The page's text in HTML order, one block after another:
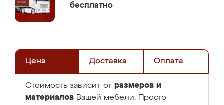
бесплатно
Цена Доставка Оплата
Стоимость зависит от размеров и
материалов Вашей мебели. Просто